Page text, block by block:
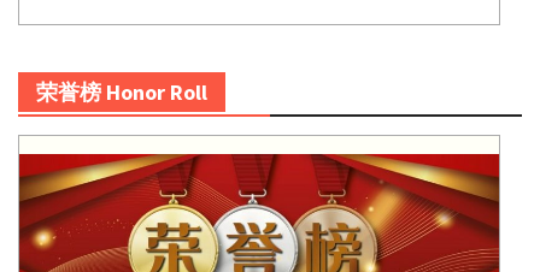
荣誉榜 Honor Roll